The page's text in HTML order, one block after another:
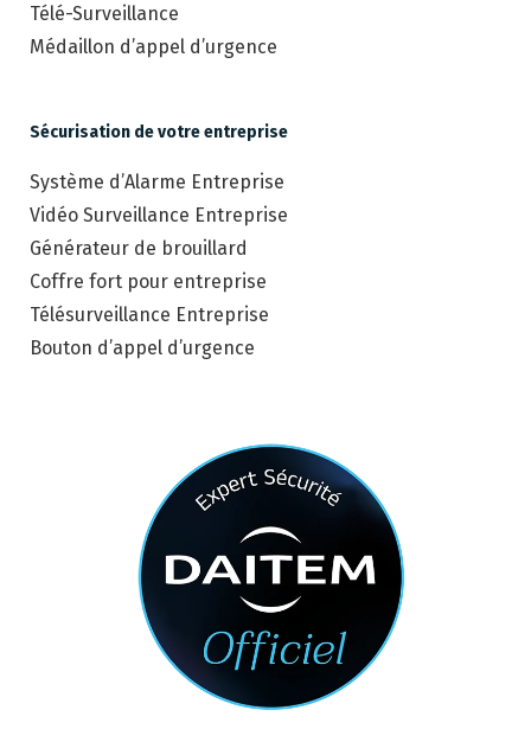
Télé-Surveillance
Médaillon d’appel d’urgence
Sécurisation de votre entreprise
Système d’Alarme Entreprise
Vidéo Surveillance Entreprise
Générateur de brouillard
Coffre fort pour entreprise
Télésurveillance Entreprise
Bouton d’appel d’urgence